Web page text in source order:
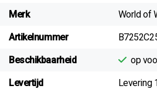
Merk World of
Artikelnummer
Beschikbaarheid op
Levertijd
Levering